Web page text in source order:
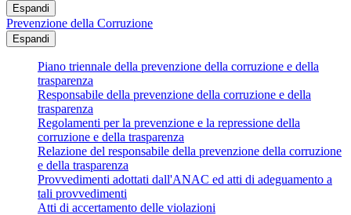
Espandi
Prevenzione della Corruzione
Espandi
Piano triennale della prevenzione della corruzione e della
trasparenza
Responsabile della prevenzione della corruzione e della
trasparenza
Regolamenti per la prevenzione e la repressione della
corruzione e della trasparenza
Relazione del responsabile della prevenzione della corruzione
e della trasparenza
Provvedimenti adottati dall'ANAC ed atti di adeguamento a
tali provvedimenti
Atti di accertamento delle violazioni